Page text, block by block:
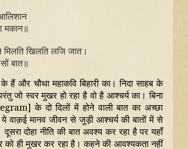
मकान॥
मिलति खिलति लजि जात।
बात॥
हैं और चौथा महाकवि बिहारी का। निदा साहब के
जो स्वर मुखर हो रहा है वो है आश्चर्य का। बिना
के दो दिलों में होने वाली बात का अच्छा
वाक़ई मानव जीवन से जुड़ी आश्चर्य की बातों में से
दोहा नीति की बात अवश्य कर रहा है पर यहाँ
को ही मुखर कर रहा है। कहने की आवश्यकता नहीं